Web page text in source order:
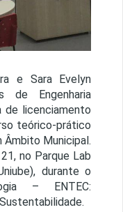
e Sara Evelyn
de Engenharia
de licenciamento
teórico-prático
Municipal.
no Parque Lab
durante o
– ENTEC: